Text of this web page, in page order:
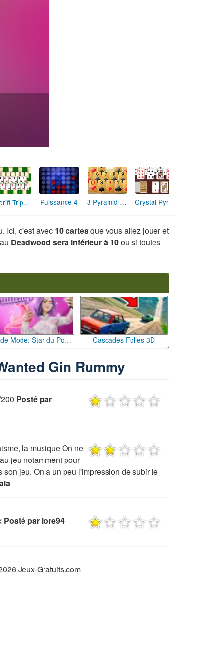
Sheriff Tripeaks Puissance 4 3 Pyramid Tripeaks
Ici, c'est avec 10 cartesque vous allez jouer et
Deadwood sera inférieur à 10ou si toutes
Défi de Mode: Star du Podium Cascades Folles 3D
Gin Rummy
Posté par
la musique On ne
jeu notamment pour
son jeu. On a un peu l'impression de subir le
Posté par lore94
Jeux-Gratuits.com